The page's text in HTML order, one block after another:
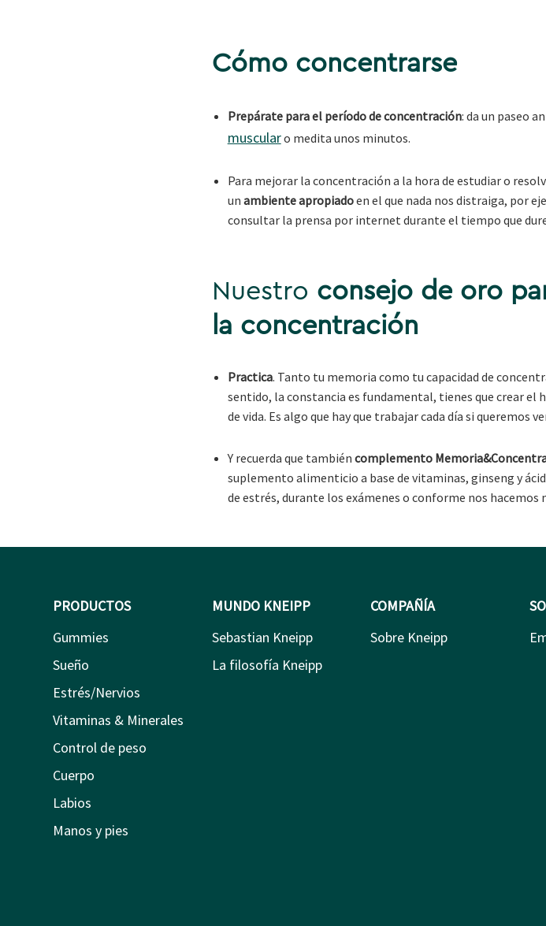
Cómo concentrarse
Prepárate para el período de concentración: da un paseo
muscularo medita unos minutos.
Para mejorar la concentración a la hora de estudiar o
un ambiente apropiadoen el que nada nos distraiga, por
consultar la prensa por internet durante el tiempo que
Nuestro consejo de oro
la concentración
Practica. Tanto tu memoria como tu capacidad de
sentido, la constancia es fundamental, tienes que crear
de vida. Es algo que hay que trabajar cada día si queremos
Y recuerda que también complemento
suplemento alimenticio a base de vitaminas, ginseng y
de estrés, durante los exámenes o conforme nos hacemos
PRODUCTOS
Gummies
Sueño
Estrés/Nervios
Vitaminas & Minerales
Control de peso
Cuerpo
Labios
Manos y pies
MUNDO KNEIPP
Sebastian Kneipp
La filosofía Kneipp
COMPAÑÍA
Sobre Kneipp